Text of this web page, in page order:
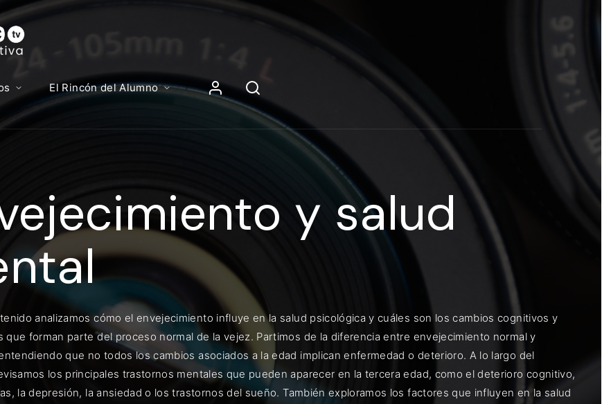
El Rincón del Alumno
y salud
analizamos cómo el envejecimiento influye en la salud psicológica y cuáles son los cambios cognitivos y
que forman parte del proceso normal de la vejez. Partimos de la diferencia entre envejecimiento normal y
que no todos los cambios asociados a la edad implican enfermedad o deterioro. A lo largo del
los principales trastornos mentales que pueden aparecer en la tercera edad, como el deterioro cognitivo,
la depresión, la ansiedad o los trastornos del sueño. También exploramos los factores que influyen en la salud
Contenidos, programas y recursos educativos de Grupo Esneca TV
Iniciar Sesión
sesión debes introducir el mismo usuario y contraseña
correo electrónico
ENTRAR